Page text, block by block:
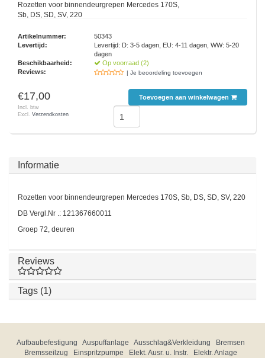
Rozetten voor binnendeurgrepen Mercedes 170S,
Sb, DS, SD, SV, 220
Artikelnummer:
50343
Levertijd:
Levertijd: D: 3-5 dagen, EU: 4-11 dagen, WW: 5-20
dagen
Beschikbaarheid:
Op voorraad (2)
Reviews:
| Je beoordeling toevoegen
€17,00
Incl. btw
Excl. Verzendkosten
Toevoegen aan winkelwagen
Informatie
Rozetten voor binnendeurgrepen Mercedes 170S, Sb, DS, SD, SV, 220
DB Vergl.Nr .: 121367660011
Groep 72, deuren
Reviews
Tags (1)
Aufbaubefestigung Auspuffanlage Ausschlag&Verkleidung
Bremsen
Bremsseilzug
Einspritzpumpe Elekt. Ausr. u. Instr.
Elektr. Anlage